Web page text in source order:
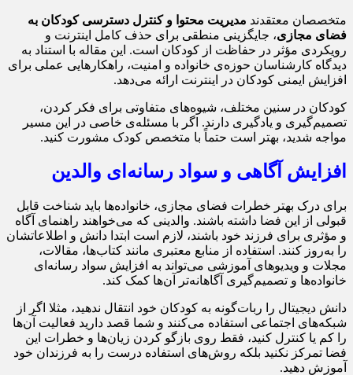
متخصصان معتقدند مدیریت محتوا و کنترل دسترسی کودکان به
فضای مجازی، جایگزینی منطقی برای حذف کامل اینترنت و
رویکردی مؤثر در حفاظت از کودکان است. این مقاله با استناد به
دیدگاه کارشناسان حوزه‌ی خانواده و امنیت، راهکارهایی عملی برای
افزایش ایمنی کودکان در اینترنت ارائه می‌دهد.
کودکان در سنین مختلف، شیوه‌های متفاوتی برای فکر کردن،
تصمیم‌گیری و یادگیری دارند. اگر با مسئله‌ی خاصی در این مسیر
مواجه شدید، بهتر است حتماً با متخصص کودک مشورت کنید.
افزایش آگاهی و سواد رسانه‌ای والدین
برای درک بهتر خطرات فضای مجازی، خانواده‌ها باید شناخت قابل
قبولی از این فضا داشته باشند. والدینی که می‌خواهند راهنمای آگاه
و مؤثری برای فرزند خود باشند، لازم است ابتدا دانش و اطلاعاتشان
را به‌روز کنند. استفاده از منابع معتبری مانند کتاب‌ها، مقالات،
مجلات و ویدیوهای آموزشی می‌تواند به افزایش سواد رسانه‌ای
خانواده‌ها و تصمیم‌گیری آگاهانه‌تر آن‌ها کمک کند.
دانش‌ دیجیتال را ربات‌‌گونه به کودکان خود انتقال ندهید، مثلا اگر از
شبکه‌های اجتماعی استفاده می‌کنند و شما قصد دارید فعالیت ‌آن‌ها
را کم یا کنترل کنید، فقط روی بازگو کردن زیان‌ها و خطرات این
فضا تمرکز نکنید بلکه روش‌های استفاده درست را به فرزندان خود
آموزش دهید.